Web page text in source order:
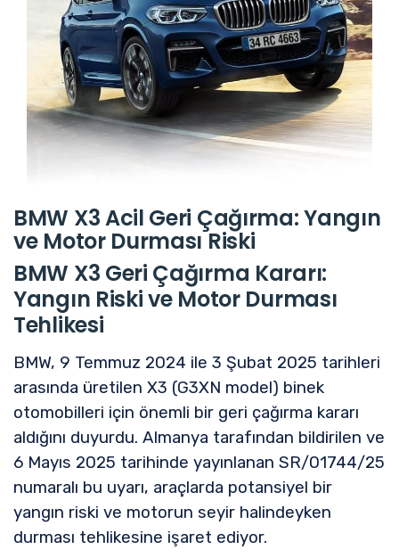
BMW X3 Acil Geri Çağırma: Yangın
ve Motor Durması Riski
BMW X3 Geri Çağırma Kararı:
Yangın Riski ve Motor Durması
Tehlikesi
BMW, 9 Temmuz 2024 ile 3 Şubat 2025 tarihleri
arasında üretilen X3 (G3XN model) binek
otomobilleri için önemli bir geri çağırma kararı
aldığını duyurdu. Almanya tarafından bildirilen ve
6 Mayıs 2025 tarihinde yayınlanan SR/01744/25
numaralı bu uyarı, araçlarda potansiyel bir
yangın riski ve motorun seyir halindeyken
durması tehlikesine işaret ediyor.